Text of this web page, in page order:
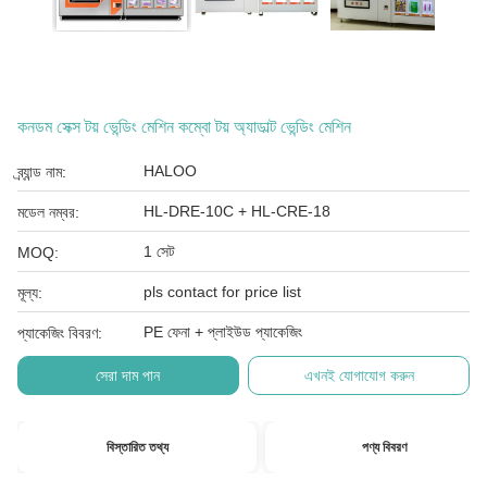
কনডম সেক্স টয় ভেন্ডিং মেশিন কম্বো টয় অ্যাডাল্ট ভেন্ডিং মেশিন
ব্র্যান্ড নাম: HALOO
মডেল নম্বর: HL-DRE-10C + HL-CRE-18
MOQ: 1 সেট
মূল্য: pls contact for price list
প্যাকেজিং বিবরণ: PE ফেনা + প্লাইউড প্যাকেজিং
সেরা দাম পান এখনই যোগাযোগ করুন
বিস্তারিত তথ্য পণ্য বিবরণ